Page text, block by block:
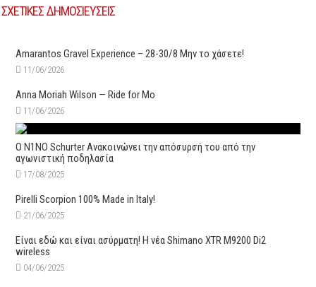
ΣΧΕΤΙΚΕΣ ΔΗΜΟΣΙΕΥΣΕΙΣ
Amarantos Gravel Experience – 28-30/8 Μην το χάσετε!
11/06/2026
Anna Moriah Wilson — Ride for Mo
11/06/2026
Ο N1NO Schurter Ανακοινώνει την απόσυρσή του από την
αγωνιστική ποδηλασία
17/08/2025
Pirelli Scorpion 100% Made in Italy!
21/06/2025
Είναι εδώ και είναι ασύρματη! Η νέα Shimano XTR M9200 Di2
wireless
04/06/2025